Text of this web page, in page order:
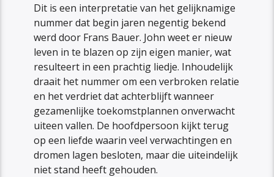
Dit is een interpretatie van het gelijknamige
nummer dat begin jaren negentig bekend
werd door Frans Bauer. John weet er nieuw
leven in te blazen op zijn eigen manier, wat
resulteert in een prachtig liedje. Inhoudelijk
draait het nummer om een verbroken relatie
en het verdriet dat achterblijft wanneer
gezamenlijke toekomstplannen onverwacht
uiteen vallen. De hoofdpersoon kijkt terug
op een liefde waarin veel verwachtingen en
dromen lagen besloten, maar die uiteindelijk
niet stand heeft gehouden.